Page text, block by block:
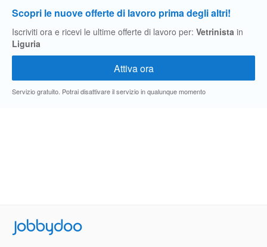
Scopri le nuove offerte di lavoro prima degli altri!
Iscriviti ora e ricevi le ultime offerte di lavoro per: Vetrinista in
Liguria
Servizio gratuito. Potrai disattivare il servizio in qualunque momento
Jobbydoo